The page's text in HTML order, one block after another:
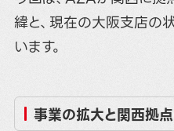
緯と、現在の大阪支店の
います。
事業の拡大と関西拠